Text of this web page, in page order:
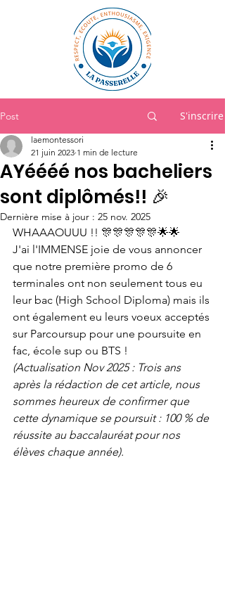
Post S'inscrire
AYéééé nos bacheliers
sont diplômés!! 🎉
laemontessori
21 juin 2023 1 min de lecture
Dernière mise à jour : 25 nov. 2025
WHAAAOUUU !! 🎊🎊🎊🎊🎊🌟🌟
J'ai l'IMMENSE joie de vous annoncer
que notre première promo de 6
terminales ont non seulement tous eu
leur bac (High School Diploma) mais ils
ont également eu leurs voeux acceptés
sur Parcoursup pour une poursuite en
fac, école sup ou BTS !
(Actualisation Nov 2025 : Trois ans
après la rédaction de cet article, nous
sommes heureux de confirmer que
cette dynamique se poursuit : 100 % de
réussite au baccalauréat pour nos
élèves chaque année).